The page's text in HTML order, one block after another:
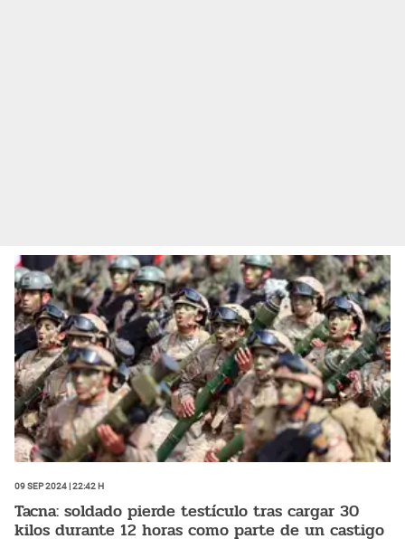
09 Sep 2024 | 22:42 h
Tacna: soldado pierde testículo tras cargar 30
kilos durante 12 horas como parte de un castigo